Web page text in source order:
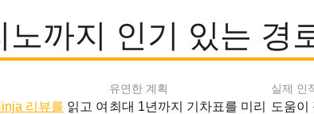
까지 인기 있는 경
리뷰를 읽고 여
유연한 계획
최대 1년까지 기차표를 미리
실제 인
도움이